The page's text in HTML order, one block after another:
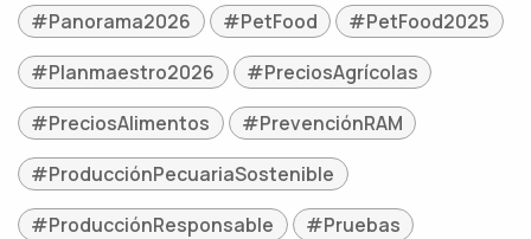
#Panorama2026
#PetFood
#PetFood2025
#Planmaestro2026
#PreciosAgrícolas
#PreciosAlimentos
#PrevenciónRAM
#ProducciónPecuariaSostenible
#ProducciónResponsable
#Pruebas